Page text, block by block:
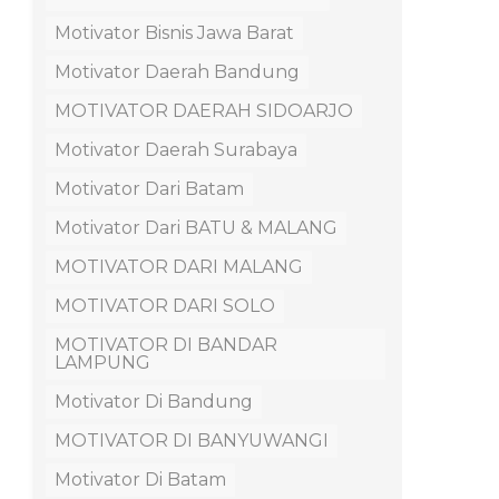
Motivator Bisnis Jawa Barat
Motivator Daerah Bandung
MOTIVATOR DAERAH SIDOARJO
Motivator Daerah Surabaya
Motivator Dari Batam
Motivator Dari BATU & MALANG
MOTIVATOR DARI MALANG
MOTIVATOR DARI SOLO
MOTIVATOR DI BANDAR
LAMPUNG
Motivator Di Bandung
MOTIVATOR DI BANYUWANGI
Motivator Di Batam